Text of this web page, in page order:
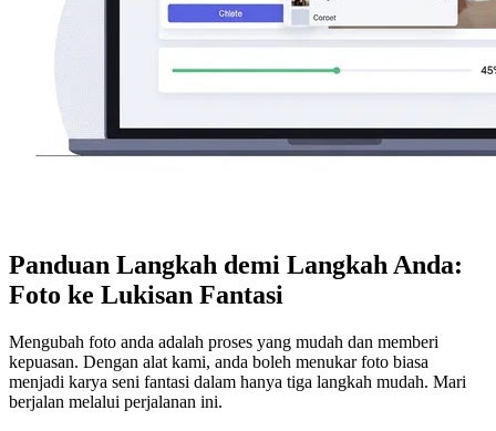
Panduan Langkah demi Langkah Anda:
Foto ke Lukisan Fantasi
Mengubah foto anda adalah proses yang mudah dan memberi
kepuasan. Dengan alat kami, anda boleh menukar foto biasa
menjadi karya seni fantasi dalam hanya tiga langkah mudah. Mari
berjalan melalui perjalanan ini.